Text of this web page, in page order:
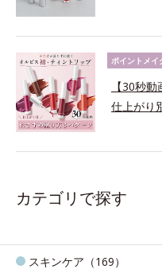
ポイントメイ
【30秒
仕上がり
カテゴリで探す
スキンケア（169）